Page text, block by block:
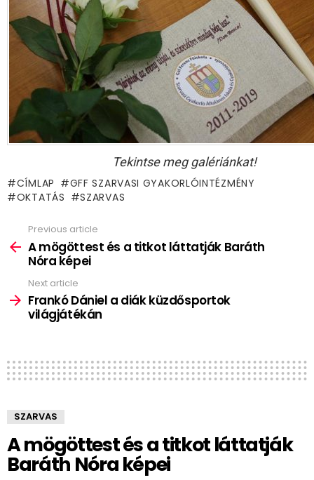
Tekintse meg galériánkat!
CÍMLAP
GFF SZARVASI GYAKORLÓINTÉZMÉNY
OKTATÁS
SZARVAS
more
Previous article
A mögöttest és a titkot láttatják Baráth
Nóra képei
Next article
Frankó Dániel a diák küzdősportok
világjátékán
SZARVAS
A mögöttest és a titkot láttatják
Baráth Nóra képei